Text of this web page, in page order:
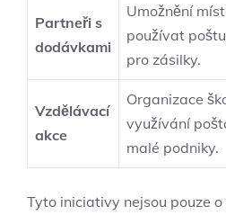
Partneři s
dodávkami
Umožnění
používat
pro zásilky.
Vzdělávací
akce
Organizace
využívání
malé podniky.
Tyto iniciativy nejsou pouze